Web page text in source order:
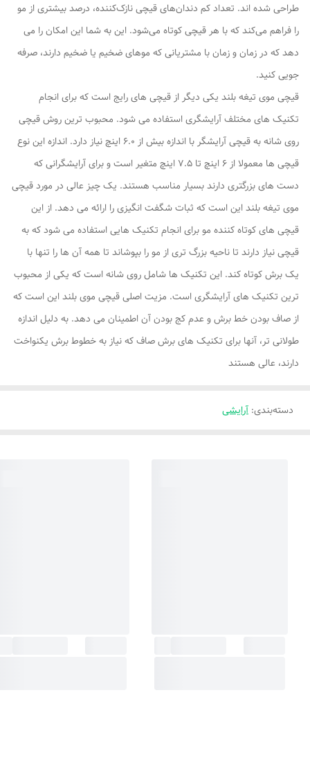
طراحی شده اند. تعداد کم دندان‌های قیچی نازک‌کننده، درصد بیشتری از مو
را فراهم می‌کند که با هر قیچی کوتاه می‌شود. این به شما این امکان را می
دهد که در زمان و زمان با مشتریانی که موهای ضخیم یا ضخیم دارند، صرفه
جویی کنید.
قیچی موی تیغه بلند یکی دیگر از قیچی های رایج است که برای انجام
تکنیک های مختلف آرایشگری استفاده می شود. محبوب ترین روش قیچی
روی شانه به قیچی آرایشگر با اندازه بیش از 6.0 اینچ نیاز دارد. اندازه این نوع
قیچی ها معمولا از 6 اینچ تا 7.5 اینچ متغیر است و برای آرایشگرانی که
دست های بزرگتری دارند بسیار مناسب هستند. یک چیز عالی در مورد قیچی
موی تیغه بلند این است که ثبات شگفت انگیزی را ارائه می دهد. از این
قیچی های کوتاه کننده مو برای انجام تکنیک هایی استفاده می شود که به
قیچی نیاز دارند تا ناحیه بزرگ تری از مو را بپوشاند تا همه آن ها را تنها با
یک برش کوتاه کند. این تکنیک ها شامل روی شانه است که یکی از محبوب
ترین تکنیک های آرایشگری است. مزیت اصلی قیچی موی بلند این است که
از صاف بودن خط برش و عدم کج بودن آن اطمینان می دهد. به دلیل اندازه
طولانی تر، آنها برای تکنیک های برش صاف که نیاز به خطوط برش یکنواخت
دارند، عالی هستند
دسته‌بندی: آرایشی